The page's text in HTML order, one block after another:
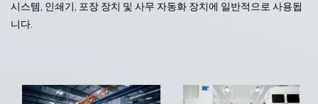
시스템, 인쇄기, 포장 장치 및 사무 자동화 장치에 일반적으로 사용됩
니다.